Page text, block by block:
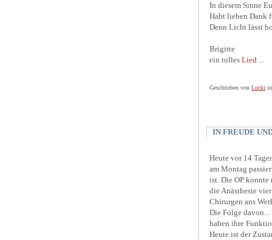
In diesem Sinne
Habt lieben Dank
Denn Licht lässt
Brigitte
ein tollesLied ...
Geschrieben vonLucki
IN FREUDE
Heute vor 14
am Montag
ist. Die OP
die Anästhesie
Chirurgen ans
Die Folge
haben ihre
Heute ist der